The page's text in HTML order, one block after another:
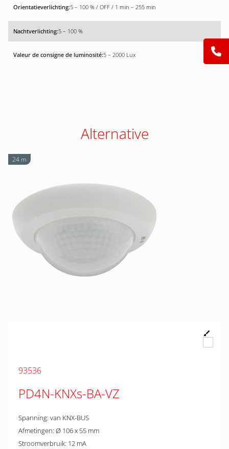
5 – 100 % / OFF / 1 min – 255 min
5 – 100 %
5 – 2000 Lux
Alternative
24 m
93536
PD4N-KNXs-BA-VZ
Spanning: van KNX-BUS
Afmetingen: Ø 106 x 55 mm
Stroomverbruik: 12 mA